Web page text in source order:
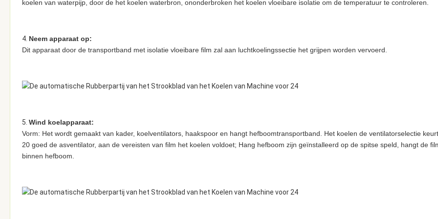
koelen van waterpijp, door de het koelen waterbron, ononderbroken het koelen vloeibare isolatie om de temperatuur te controleren.
4. Neem apparaat op:
Dit apparaat door de transportband met isolatie vloeibare film zal aan luchtkoelingssectie het grijpen worden vervoerd.
5. Wind koelapparaat:
Vorm: Het wordt gemaakt van kader, koelventilators, haakspoor en hangt hefboomtransportband. Het koelen de ventilatorselectie keurt
20 goed de asventilator, aan de vereisten van film het koelen voldoet; Hang hefboom zijn geïnstalleerd op de spitse speld, hangt de
binnen hefboom.